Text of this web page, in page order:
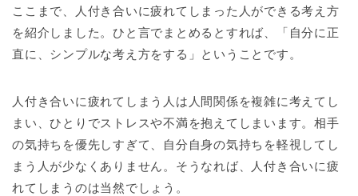
ここまで、人付き合いに疲れてしまった人ができる考え方
を紹介しました。ひと言でまとめるとすれば、「自分に正
直に、シンプルな考え方をする」ということです。
人付き合いに疲れてしまう人は人間関係を複雑に考えてし
まい、ひとりでストレスや不満を抱えてしまいます。相手
の気持ちを優先しすぎて、自分自身の気持ちを軽視してし
まう人が少なくありません。そうなれば、人付き合いに疲
れてしまうのは当然でしょう。